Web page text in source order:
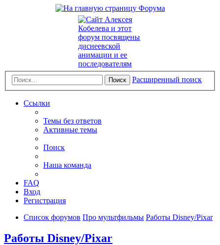
Поиск Расширенный поиск
Ссылки
Темы без ответов
Активные темы
Поиск
Наша команда
FAQ
Вход
Регистрация
Список форумов Про мультфильмы Работы Disney/Pixar
Работы Disney/Pixar